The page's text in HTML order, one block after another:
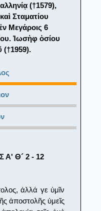
(†1579),
Σταματίου
Μεγάροις 6
Ἰωσὴφ ὁσίου
(†1959).
Α' Θ´ 2 - 12
ἀλλά γε ὑμῖν
ἀποστολῆς ὑμεῖς